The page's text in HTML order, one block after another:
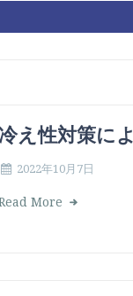
え性対策に
2022年10月7日
More